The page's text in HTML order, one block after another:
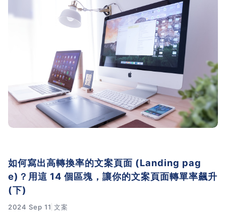
如何寫出高轉換率的文案頁面 (Landing pag
e)？用這 14 個區塊，讓你的文案頁面轉單率飆升
(下)
2024 Sep 11 文案